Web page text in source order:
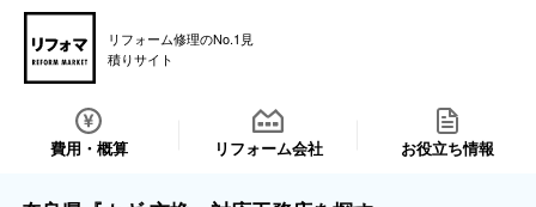
リフォーム修理のNo.1見
積りサイト
費用・概算 リフォーム会社 お役立ち情報